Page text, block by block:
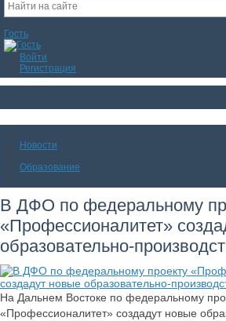
Гость
Войти
Регистрация
Новости
Образование
В ДФО по федеральному
«Профессионалитет»
образовательно-
На Дальнем Востоке по федеральному
«Профессионалитет» создадут новые